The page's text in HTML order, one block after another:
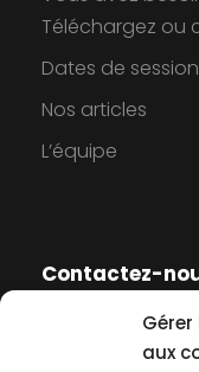
aux
Téléchargez ou
Dates de
Nos articles
L’équipe
Contactez-
Contactez-nous